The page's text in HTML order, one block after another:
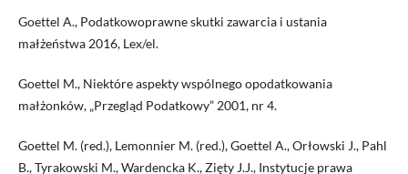
Goettel A., Podatkowoprawne skutki zawarcia i ustania
małżeństwa 2016, Lex/el.
Goettel M., Niektóre aspekty wspólnego opodatkowania
małżonków, „Przegląd Podatkowy” 2001, nr 4.
Goettel M. (red.), Lemonnier M. (red.), Goettel A., Orłowski J., Pahl
B., Tyrakowski M., Wardencka K., Zięty J.J., Instytucje prawa